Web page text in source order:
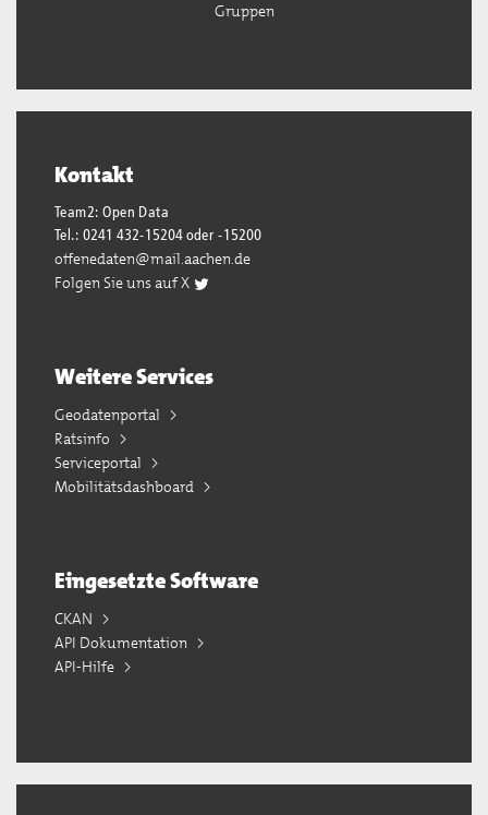
Gruppen
Kontakt
Team2: Open Data
Tel.: 0241 432-15204 oder -15200
offenedaten@mail.aachen.de
Folgen Sie uns auf X
Weitere Services
Geodatenportal
Ratsinfo
Serviceportal
Mobilitätsdashboard
Eingesetzte Software
CKAN
API Dokumentation
API-Hilfe